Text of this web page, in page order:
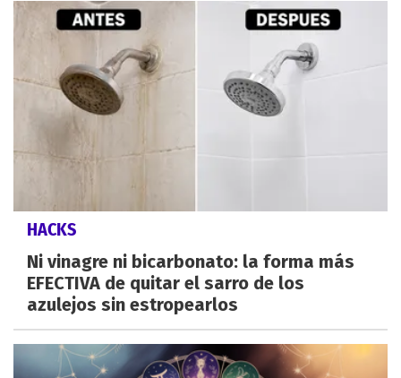
HACKS
Ni vinagre ni bicarbonato: la forma más
EFECTIVA de quitar el sarro de los
azulejos sin estropearlos